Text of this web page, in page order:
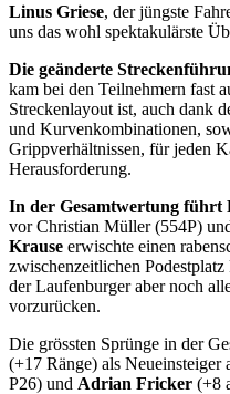
Linus Griese, der jüngste
uns das wohl spektakulärste
Die geänderte
kam bei den Teilnehmern fast
Streckenlayout ist, auch dank
und Kurvenkombinationen,
Grippverhältnissen, für jeden
Herausforderung.
In der Gesamtwertung
vor Christian Müller (554P)
Krause erwischte einen
zwischenzeitlichen
der Laufenburger aber noch
vorzurücken.
Die grössten Sprünge in der
(+17 Ränge) als Neueinsteiger
P26) und Adrian Fricker (+8